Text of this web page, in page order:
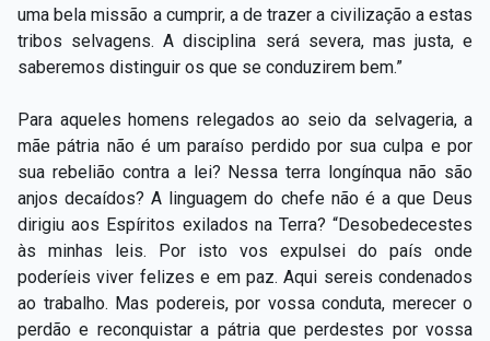
uma bela missão a cumprir, a de trazer a civilização a estas
tribos selvagens. A disciplina será severa, mas justa, e
saberemos distinguir os que se conduzirem bem.”
Para aqueles homens relegados ao seio da selvageria, a
mãe pátria não é um paraíso perdido por sua culpa e por
sua rebelião contra a lei? Nessa terra longínqua não são
anjos decaídos? A linguagem do chefe não é a que Deus
dirigiu aos Espíritos exilados na Terra? “Desobedecestes
às minhas leis. Por isto vos expulsei do país onde
poderíeis viver felizes e em paz. Aqui sereis condenados
ao trabalho. Mas podereis, por vossa conduta, merecer o
perdão e reconquistar a pátria que perdestes por vossa